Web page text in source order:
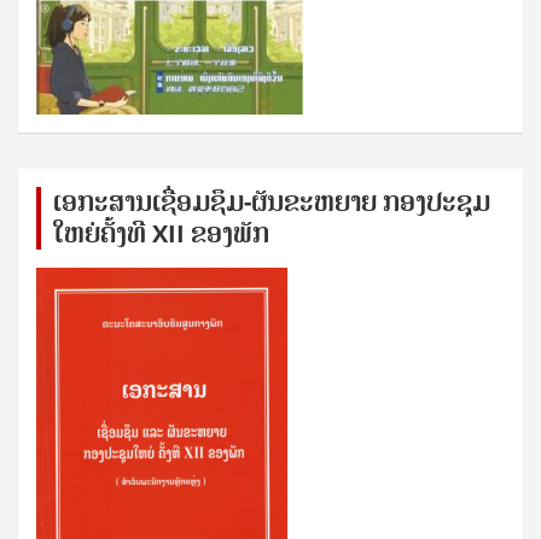
ເອກ​ະ​ສານ​ເຊ​ື່ອມ​ຊ​ຶມ-ຜັນ​ຂະ​ຫ​ຍາຍ ກອງ​ປະ​ຊຸມ​
ໃຫຍ່​ຄັ້ງ​ທີ XII ຂອງ​ພັກ